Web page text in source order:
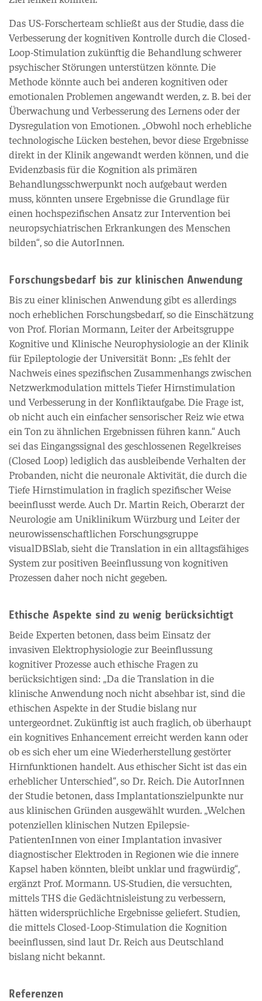
Das US-Forscherteam schließt aus der Studie, dass die
Verbesserung der kognitiven Kontrolle durch die Closed-
Loop-Stimulation zukünftig die Behandlung schwerer
psychischer Störungen unterstützen könnte. Die
Methode könnte auch bei anderen kognitiven oder
emotionalen Problemen angewandt werden, z. B. bei der
Überwachung und Verbesserung des Lernens oder der
Dysregulation von Emotionen. „Obwohl noch erhebliche
technologische Lücken bestehen, bevor diese Ergebnisse
direkt in der Klinik angewandt werden können, und die
Evidenzbasis für die Kognition als primären
Behandlungsschwerpunkt noch aufgebaut werden
muss, könnten unsere Ergebnisse die Grundlage für
einen hochspezifischen Ansatz zur Intervention bei
neuropsychiatrischen Erkrankungen des Menschen
bilden“, so die AutorInnen.
Forschungsbedarf bis zur klinischen Anwendung
Bis zu einer klinischen Anwendung gibt es allerdings
noch erheblichen Forschungsbedarf, so die Einschätzung
von Prof. Florian Mormann, Leiter der Arbeitsgruppe
Kognitive und Klinische Neurophysiologie an der Klinik
für Epileptologie der Universität Bonn: „Es fehlt der
Nachweis eines spezifischen Zusammenhangs zwischen
Netzwerkmodulation mittels Tiefer Hirnstimulation
und Verbesserung in der Konfliktaufgabe. Die Frage ist,
ob nicht auch ein einfacher sensorischer Reiz wie etwa
ein Ton zu ähnlichen Ergebnissen führen kann.“ Auch
sei das Eingangssignal des geschlossenen Regelkreises
(Closed Loop) lediglich das ausbleibende Verhalten der
Probanden, nicht die neuronale Aktivität, die durch die
Tiefe Hirnstimulation in fraglich spezifischer Weise
beeinflusst werde. Auch Dr. Martin Reich, Oberarzt der
Neurologie am Uniklinikum Würzburg und Leiter der
neurowissenschaftlichen Forschungsgruppe
visualDBSlab, sieht die Translation in ein alltagsfähiges
System zur positiven Beeinflussung von kognitiven
Prozessen daher noch nicht gegeben.
Ethische Aspekte sind zu wenig berücksichtigt
Beide Experten betonen, dass beim Einsatz der
invasiven Elektrophysiologie zur Beeinflussung
kognitiver Prozesse auch ethische Fragen zu
berücksichtigen sind: „Da die Translation in die
klinische Anwendung noch nicht absehbar ist, sind die
ethischen Aspekte in der Studie bislang nur
untergeordnet. Zukünftig ist auch fraglich, ob überhaupt
ein kognitives Enhancement erreicht werden kann oder
ob es sich eher um eine Wiederherstellung gestörter
Hirnfunktionen handelt. Aus ethischer Sicht ist das ein
erheblicher Unterschied“, so Dr. Reich. Die AutorInnen
der Studie betonen, dass Implantationszielpunkte nur
aus klinischen Gründen ausgewählt wurden. „Welchen
potenziellen klinischen Nutzen Epilepsie-
PatientenInnen von einer Implantation invasiver
diagnostischer Elektroden in Regionen wie die innere
Kapsel haben könnten, bleibt unklar und fragwürdig“,
ergänzt Prof. Mormann. US-Studien, die versuchten,
mittels THS die Gedächtnisleistung zu verbessern,
hätten widersprüchliche Ergebnisse geliefert. Studien,
die mittels Closed-Loop-Stimulation die Kognition
beeinflussen, sind laut Dr. Reich aus Deutschland
bislang nicht bekannt.
Referenzen